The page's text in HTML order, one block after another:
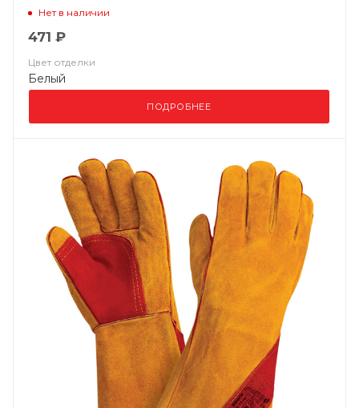
Нет в наличии
471 ₽
Цвет отделки
Белый
ПОДРОБНЕЕ